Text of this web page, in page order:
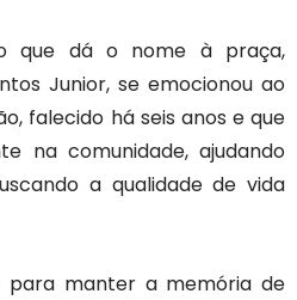
que dá o nome à praça,
Junior, se emocionou ao
falecido há seis anos e que
na comunidade, ajudando
a qualidade de vida
para manter a memória de